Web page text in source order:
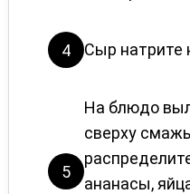
4 Сыр натрите
5
На блюдо
сверху
ананасы,